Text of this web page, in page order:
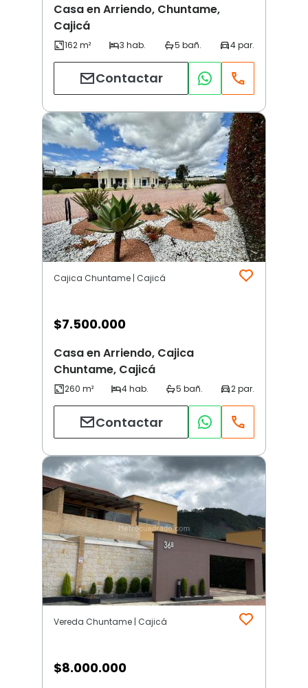
Casa en Arriendo, Chuntame,
Cajicá
Contactar
Cajica Chuntame | Cajicá
$7.500.000
Casa en Arriendo, Cajica
Chuntame, Cajicá
Contactar
Vereda Chuntame | Cajicá
$8.000.000